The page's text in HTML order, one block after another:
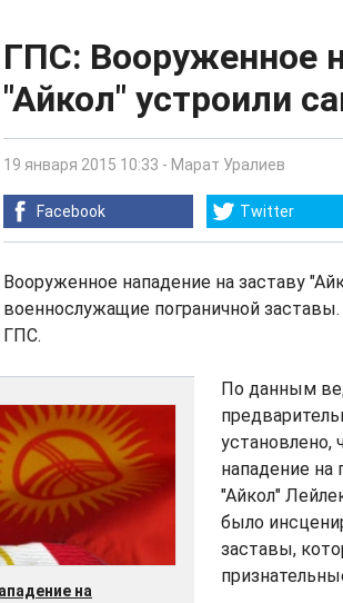
ГПС: Вооруженное
"Айкол" устроили
19 января 2015 10:33 - Марат Уралиев
Facebook Twitter
Вооруженное нападение на заставу
военнослужащие пограничной
ГПС.
на
По данным
установлено,
нападение на
"Айкол"
было
заставы,